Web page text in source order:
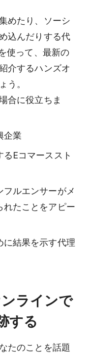
めたり、ソーシ
込んだりする代
使って、最新の
介するハンズオ
う。
合に役立ちま
企業
Eコマーススト
フルエンサーがメ
れたことをアピー
に結果を示す代理
ラインで
する
たのことを話題